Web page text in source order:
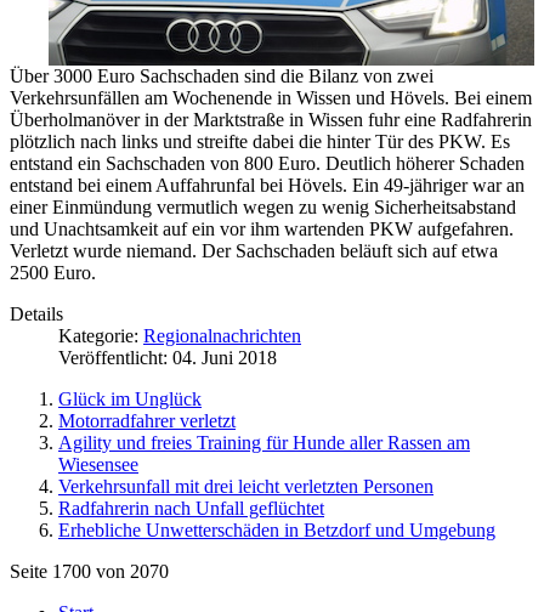
Über 3000 Euro Sachschaden sind die Bilanz von zwei
Verkehrsunfällen am Wochenende in Wissen und Hövels. Bei einem
Überholmanöver in der Marktstraße in Wissen fuhr eine Radfahrerin
plötzlich nach links und streifte dabei die hinter Tür des PKW. Es
entstand ein Sachschaden von 800 Euro. Deutlich höherer Schaden
entstand bei einem Auffahrunfal bei Hövels. Ein 49-jähriger war an
einer Einmündung vermutlich wegen zu wenig Sicherheitsabstand
und Unachtsamkeit auf ein vor ihm wartenden PKW aufgefahren.
Verletzt wurde niemand. Der Sachschaden beläuft sich auf etwa
2500 Euro.
Details
Kategorie: Regionalnachrichten
Veröffentlicht: 04. Juni 2018
Glück im Unglück
Motorradfahrer verletzt
Agility und freies Training für Hunde aller Rassen am
Wiesensee
Verkehrsunfall mit drei leicht verletzten Personen
Radfahrerin nach Unfall geflüchtet
Erhebliche Unwetterschäden in Betzdorf und Umgebung
Seite 1700 von 2070